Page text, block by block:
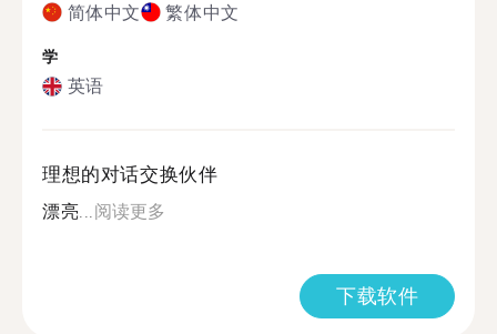
简体中文 繁体中文
学
英语
理想的对话交换伙伴
漂亮...阅读更多
下载软件